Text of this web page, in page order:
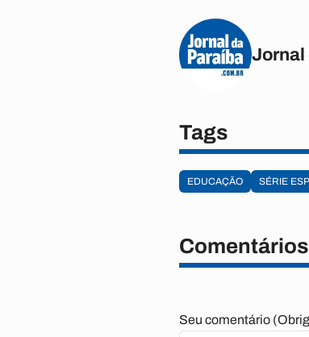
Jornal
Tags
EDUCAÇÃO SÉRIE
Comentários
Seu comentário